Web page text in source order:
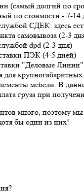
(самый долгий по
по стоимости - 7-14
СДЕК: здесь
самовывоза (2-3
dpd (2-3 дня)
ПЭК (4-5 дней)
"Деловые
для
мебели. В
груза при
много, поэтому
бы один из них!